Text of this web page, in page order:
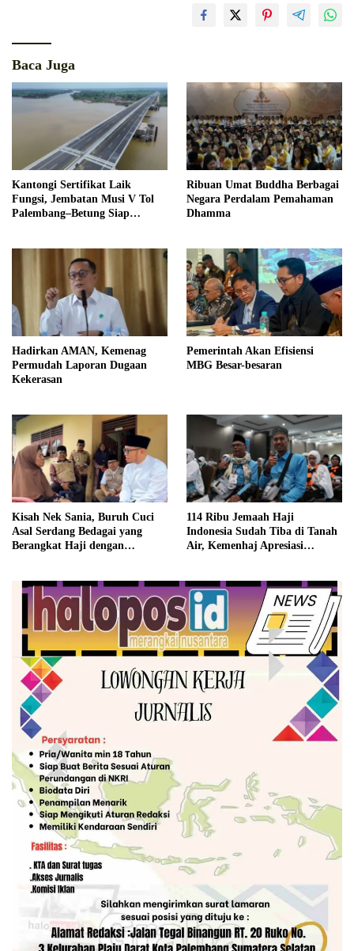
Baca Juga
Kantongi Sertifikat Laik
Fungsi, Jembatan Musi V Tol
Palembang–Betung Siap
Ribuan Umat Buddha Berbagai
Negara Perdalam Pemahaman
Dhamma
Hadirkan AMAN, Kemenag
Permudah Laporan Dugaan
Kekerasan
Pemerintah Akan Efisiensi
MBG Besar-besaran
Kisah Nek Sania, Buruh Cuci
Asal Serdang Bedagai yang
Berangkat Haji dengan
114 Ribu Jemaah Haji
Indonesia Sudah Tiba di Tanah
Air, Kemenhaj Apresiasi